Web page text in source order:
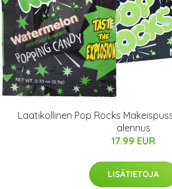
Laatikollinen Pop Rocks
alennus
17.99 EUR
LISÄTIETOJA